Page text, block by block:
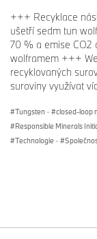
+++ Recyklace
ušetří sedm tun
70 % a emise CO2
wolframem +++
recyklovaných
suroviny využívat
Tungsten · closed-loop
Responsible Minerals
Technologie ·